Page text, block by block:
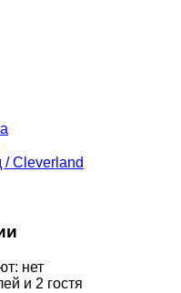
/ Cleverland
нет
и 2 гостя